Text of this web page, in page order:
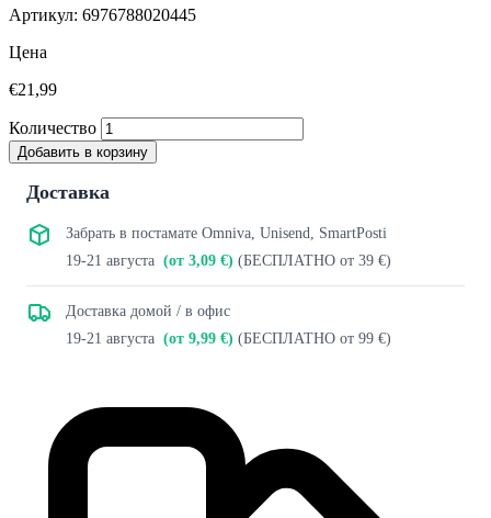
Артикул: 6976788020445
Цена
€21,99
Количество
Добавить в корзину
Доставка
Забрать в постамате Omniva, Unisend, SmartPosti
19-21 августа (от 3,09 €) (БЕСПЛАТНО от 39 €)
Доставка домой / в офис
19-21 августа (от 9,99 €) (БЕСПЛАТНО от 99 €)